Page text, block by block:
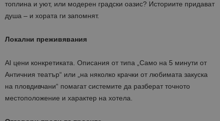
топлина и уют, или модерен градски оазис? Историите придават
душа – и хората ги запомнят.
Локални преживявания
AI цени конкретиката. Описания от типа „Само на 5 минути от
Античния театър“ или „на няколко крачки от любимата закуска
на пловдивчани“ помагат системите да разберат точното
местоположение и характер на хотела.